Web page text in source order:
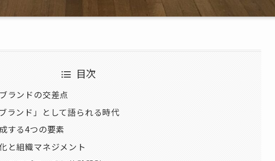
目次
ランドの交差点
ランド」として語られる時代
する4つの要素
と組織マネジメント